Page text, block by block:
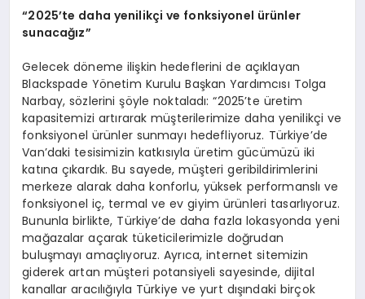
“2025’te daha yenilikçi ve fonksiyonel ürünler
sunacağız”
Gelecek döneme ilişkin hedeflerini de açıklayan
Blackspade Yönetim Kurulu Başkan Yardımcısı Tolga
Narbay, sözlerini şöyle noktaladı: “2025’te üretim
kapasitemizi artırarak müşterilerimize daha yenilikçi ve
fonksiyonel ürünler sunmayı hedefliyoruz. Türkiye’de
Van’daki tesisimizin katkısıyla üretim gücümüzü iki
katına çıkardık. Bu sayede, müşteri geribildirimlerini
merkeze alarak daha konforlu, yüksek performanslı ve
fonksiyonel iç, termal ve ev giyim ürünleri tasarlıyoruz.
Bununla birlikte, Türkiye’de daha fazla lokasyonda yeni
mağazalar açarak tüketicilerimizle doğrudan
buluşmayı amaçlıyoruz. Ayrıca, internet sitemizin
giderek artan müşteri potansiyeli sayesinde, dijital
kanallar aracılığıyla Türkiye ve yurt dışındaki birçok